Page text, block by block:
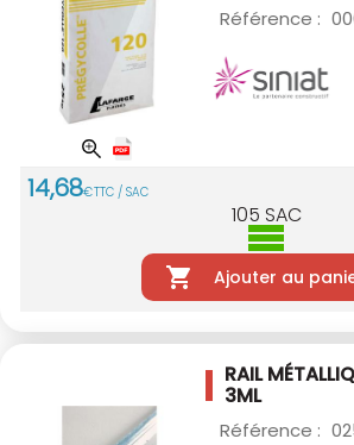
Référence :
14,68€TTC / SAC
105 SAC
Ajouter au
RAIL
3ML
Référence :